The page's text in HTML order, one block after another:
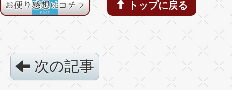
トップに戻る
次の記事